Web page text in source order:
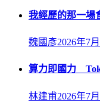
我經歷的那一場
魏國彥2026年7
算力即國力
林建甫2026年7